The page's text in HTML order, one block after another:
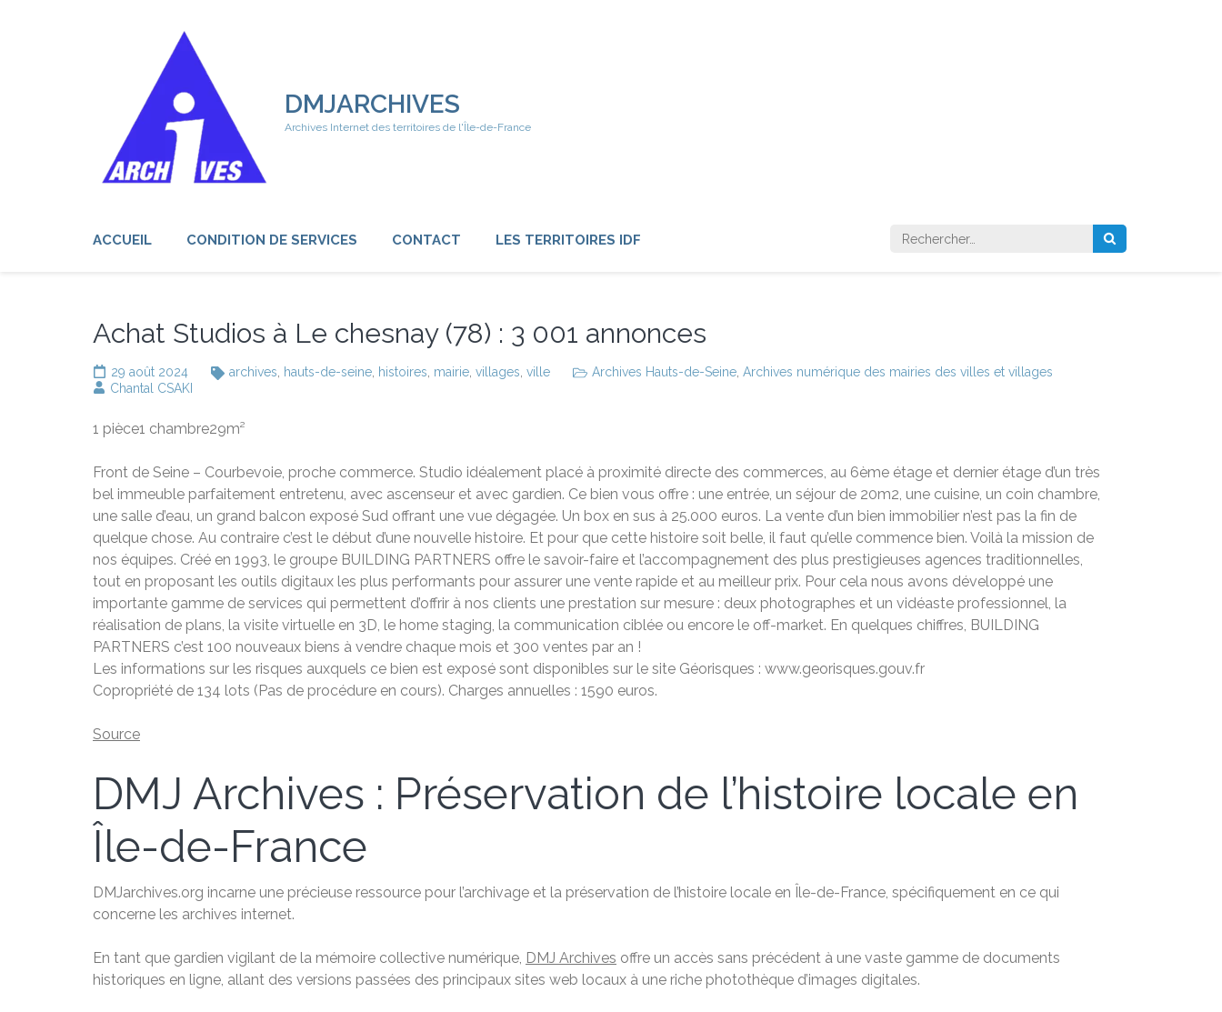
DMJARCHIVES
Archives Internet des territoires de l'Île-de-France
ACCUEIL CONDITION DE SERVICES CONTACT LES TERRITOIRES IDF Rechercher :
Achat Studios à Le chesnay (78) : 3 001 annonces
29 août 2024 archives hauts-de-seine histoires mairie villages ville Archives Hauts-de-Seine Archives numérique des mairies des villes et villages
Chantal CSAKI
1 pièce1 chambre29m²
Front de Seine – Courbevoie, proche commerce. Studio idéalement placé à proximité directe des commerces, au 6ème étage et dernier étage d’un très
bel immeuble parfaitement entretenu, avec ascenseur et avec gardien. Ce bien vous offre : une entrée, un séjour de 20m2, une cuisine, un coin chambre,
une salle d’eau, un grand balcon exposé Sud offrant une vue dégagée. Un box en sus à 25.000 euros. La vente d’un bien immobilier n’est pas la fin de
quelque chose. Au contraire c’est le début d’une nouvelle histoire. Et pour que cette histoire soit belle, il faut qu’elle commence bien. Voilà la mission de
nos équipes. Créé en 1993, le groupe BUILDING PARTNERS offre le savoir-faire et l’accompagnement des plus prestigieuses agences traditionnelles,
tout en proposant les outils digitaux les plus performants pour assurer une vente rapide et au meilleur prix. Pour cela nous avons développé une
importante gamme de services qui permettent d’offrir à nos clients une prestation sur mesure : deux photographes et un vidéaste professionnel, la
réalisation de plans, la visite virtuelle en 3D, le home staging, la communication ciblée ou encore le off-market. En quelques chiffres, BUILDING
PARTNERS c’est 100 nouveaux biens à vendre chaque mois et 300 ventes par an !
Les informations sur les risques auxquels ce bien est exposé sont disponibles sur le site Géorisques : www.georisques.gouv.fr
Copropriété de 134 lots (Pas de procédure en cours). Charges annuelles : 1590 euros.
Source
DMJ Archives : Préservation de l’histoire locale en
Île-de-France
DMJarchives.org incarne une précieuse ressource pour l’archivage et la préservation de l’histoire locale en Île-de-France, spécifiquement en ce qui
concerne les archives internet.
En tant que gardien vigilant de la mémoire collective numérique, DMJ Archives offre un accès sans précédent à une vaste gamme de documents
historiques en ligne, allant des versions passées des principaux sites web locaux à une riche photothèque d’images digitales.